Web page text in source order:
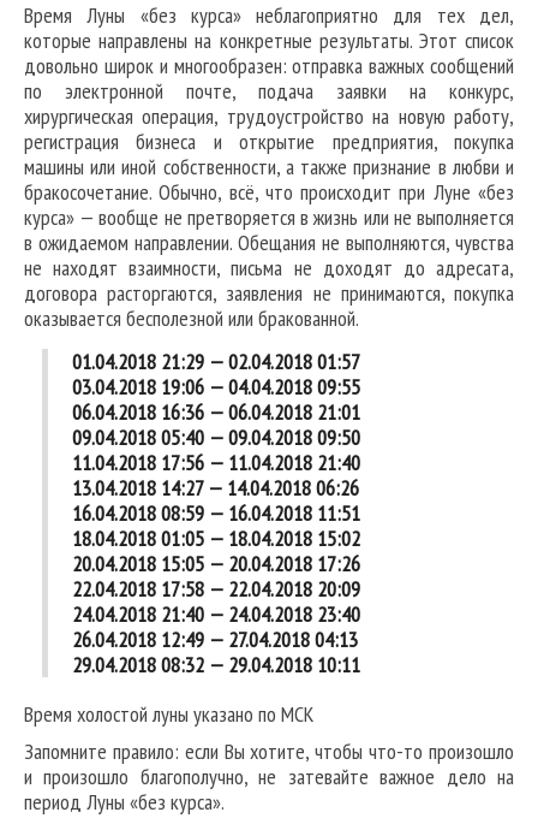
Время Луны «без курса» неблагоприятно для тех дел,
которые направлены на конкретные результаты. Этот список
довольно широк и многообразен: отправка важных сообщений
по электронной почте, подача заявки на конкурс,
хирургическая операция, трудоустройство на новую работу,
регистрация бизнеса и открытие предприятия, покупка
машины или иной собственности, а также признание в любви и
бракосочетание. Обычно, всё, что происходит при Луне «без
курса» — вообще не претворяется в жизнь или не выполняется
в ожидаемом направлении. Обещания не выполняются, чувства
не находят взаимности, письма не доходят до адресата,
договора расторгаются, заявления не принимаются, покупка
оказывается бесполезной или бракованной.
01.04.2018 21:29 — 02.04.2018 01:57
03.04.2018 19:06 — 04.04.2018 09:55
06.04.2018 16:36 — 06.04.2018 21:01
09.04.2018 05:40 — 09.04.2018 09:50
11.04.2018 17:56 — 11.04.2018 21:40
13.04.2018 14:27 — 14.04.2018 06:26
16.04.2018 08:59 — 16.04.2018 11:51
18.04.2018 01:05 — 18.04.2018 15:02
20.04.2018 15:05 — 20.04.2018 17:26
22.04.2018 17:58 — 22.04.2018 20:09
24.04.2018 21:40 — 24.04.2018 23:40
26.04.2018 12:49 — 27.04.2018 04:13
29.04.2018 08:32 — 29.04.2018 10:11
Время холостой луны указано по МСК
Запомните правило: если Вы хотите, чтобы что-то произошло
и произошло благополучно, не затевайте важное дело на
период Луны «без курса».